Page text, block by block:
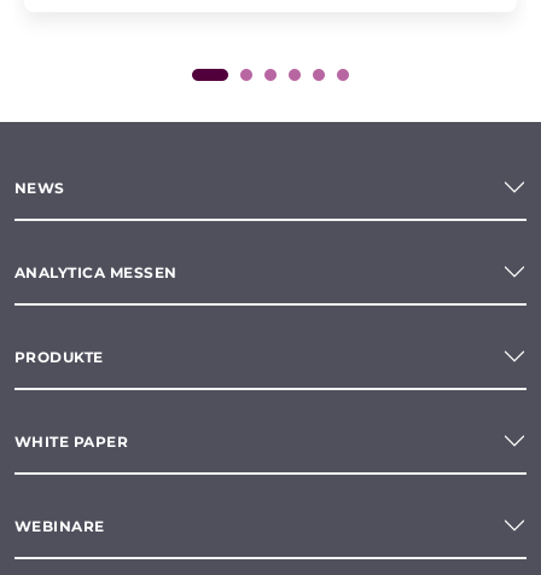
NEWS
ANALYTICA MESSEN
PRODUKTE
WHITE PAPER
WEBINARE